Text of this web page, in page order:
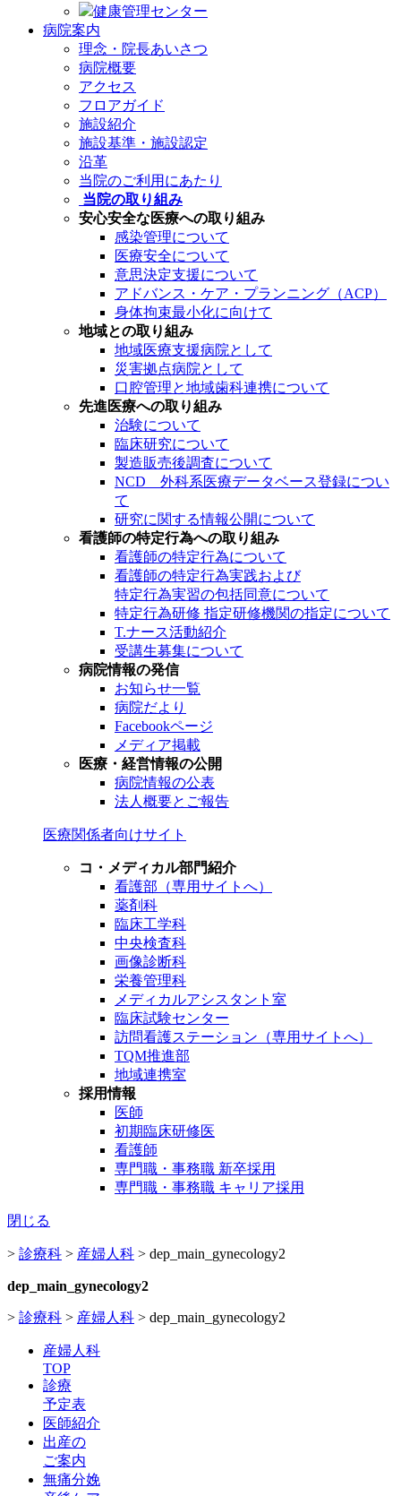
健康管理センター
病院案内
理念・院長あいさつ
病院概要
アクセス
フロアガイド
施設紹介
施設基準・施設認定
沿革
当院のご利用にあたり
当院の取り組み
安心安全な医療への取り組み
感染管理について
医療安全について
意思決定支援について
アドバンス・ケア・プランニング（ACP）
身体拘束最小化に向けて
地域との取り組み
地域医療支援病院として
災害拠点病院として
口腔管理と地域歯科連携について
先進医療への取り組み
治験について
臨床研究について
製造販売後調査について
NCD 外科系医療データベース登録につい
て
研究に関する情報公開について
看護師の特定行為への取り組み
看護師の特定行為について
看護師の特定行為実践および
特定行為実習の包括同意について
特定行為研修 指定研修機関の指定について
T.ナース活動紹介
受講生募集について
病院情報の発信
お知らせ一覧
病院だより
Facebookページ
メディア掲載
医療・経営情報の公開
病院情報の公表
法人概要とご報告
医療関係者向けサイト
コ・メディカル部門紹介
看護部（専用サイトへ）
薬剤科
臨床工学科
中央検査科
画像診断科
栄養管理科
メディカルアシスタント室
臨床試験センター
訪問看護ステーション（専用サイトへ）
TQM推進部
地域連携室
採用情報
医師
初期臨床研修医
看護師
専門職・事務職 新卒採用
専門職・事務職 キャリア採用
閉じる
> 診療科 > 産婦人科 > dep_main_gynecology2
dep_main_gynecology2
> 診療科 > 産婦人科 > dep_main_gynecology2
産婦人科
TOP
診療
予定表
医師紹介
出産の
ご案内
無痛分娩